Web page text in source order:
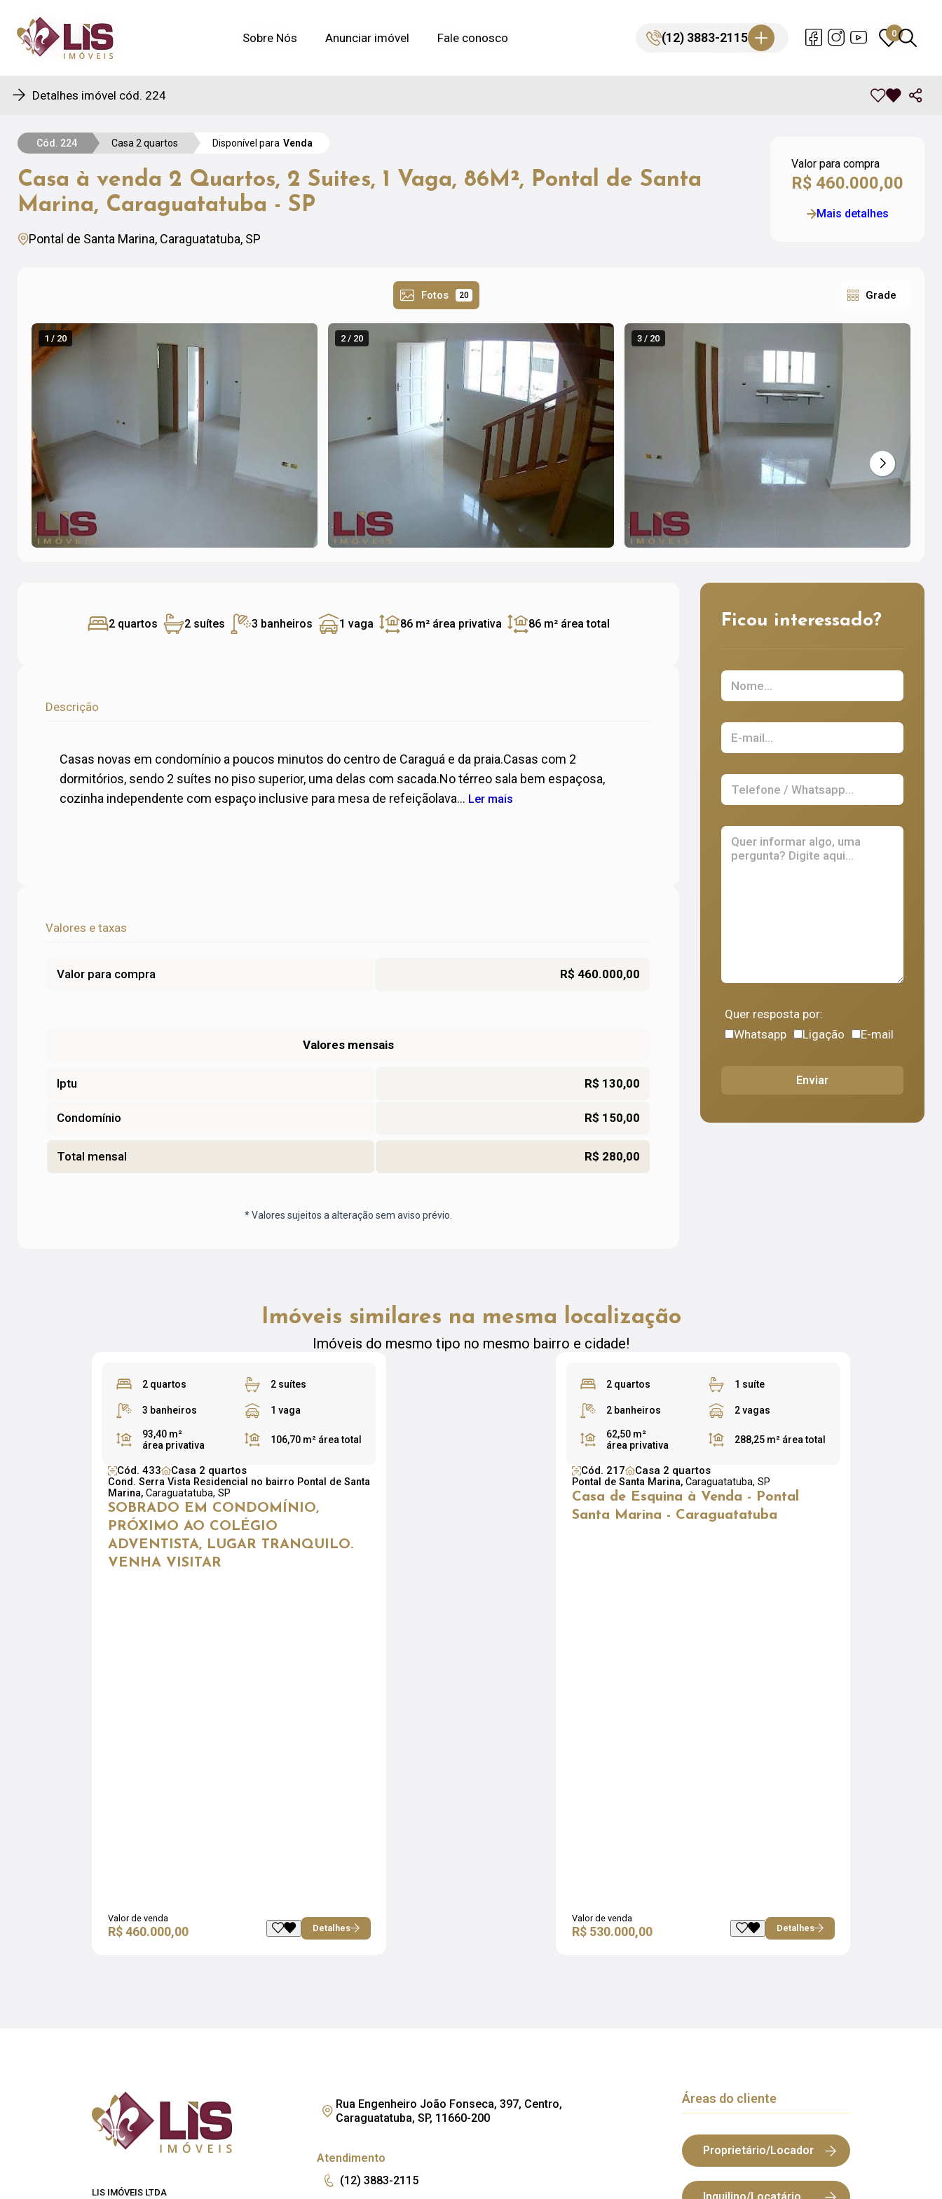
Sobre Nós Anunciar imóvel Fale conosco (12) 3883-2115 0
Sobre Nós Anunciar imóvel Fale conosco (12) 3883-2115 0
Detalhes imóvel cód. 224
Cód. 224 Casa 2 quartos Disponível para Venda
Casa à venda 2 Quartos, 2 Suites, 1 Vaga, 86M², Pontal de Santa
Marina, Caraguatatuba - SP
Pontal de Santa Marina, Caraguatatuba, SP
Valor para compra
R$ 460.000,00
Mais detalhes
Fotos 20 Grade
1 / 20 2 / 20 3 / 20
2 quartos 2 suítes 3 banheiros 1 vaga 86 m² área privativa 86 m² área total
Descrição
Casas novas em condomínio a poucos minutos do centro de Caraguá e da praia.Casas com 2
dormitórios, sendo 2 suítes no piso superior, uma delas com sacada.No térreo sala bem espaçosa,
cozinha independente com espaço inclusive para mesa de refeiçãolava... Ler mais
Valores e taxas
Valor para compra R$ 460.000,00
Valores mensais
Iptu R$ 130,00
Condomínio R$ 150,00
Total mensal R$ 280,00
* Valores sujeitos a alteração sem aviso prévio.
Ficou interessado?
Quer resposta por:
Whatsapp
Ligação E-mail
Enviar
Imóveis similares na mesma localização
Imóveis do mesmo tipo no mesmo bairro e cidade!
2 quartos 2 suítes
3 banheiros 1 vaga
93,40 m²
área privativa
106,70 m² área total
Cód. 433 Casa 2 quartos
Cond. Serra Vista Residencial no bairro Pontal de Santa
Marina, Caraguatatuba, SP
SOBRADO EM CONDOMÍNIO,
PRÓXIMO AO COLÉGIO
ADVENTISTA, LUGAR TRANQUILO.
VENHA VISITAR
Valor de venda
R$ 460.000,00 Detalhes
2 quartos 1 suíte
2 banheiros 2 vagas
62,50 m²
área privativa
288,25 m² área total
Cód. 217 Casa 2 quartos
Pontal de Santa Marina, Caraguatatuba, SP
Casa de Esquina à Venda - Pontal
Santa Marina - Caraguatatuba
Valor de venda
R$ 530.000,00 Detalhes
LIS IMÓVEIS LTDA
Rua Engenheiro João Fonseca, 397, Centro,
Caraguatatuba, SP, 11660-200
Atendimento
(12) 3883-2115
Áreas do cliente
Proprietário/Locador